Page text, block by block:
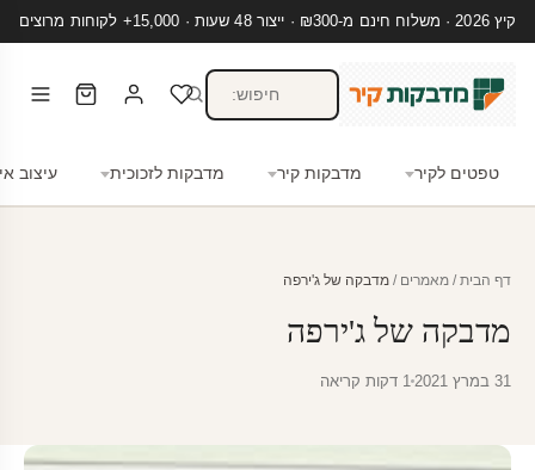
קיץ 2026 · משלוח חינם מ-₪300 · ייצור 48 שעות · 15,000+ לקוחות מרוצים
טפטים לקיר מדבקות קיר מדבקות לזכוכית עיצוב
דף הבית / מאמרים / מדבקה של ג'ירפה
מדבקה של ג'ירפה
31 במרץ 2021 1 דקות קריאה